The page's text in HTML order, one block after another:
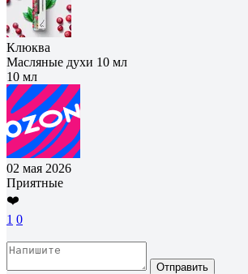
Клюква
Масляные духи 10 мл
10 мл
02 мая 2026
Приятные
❤️
1 0
Отправить